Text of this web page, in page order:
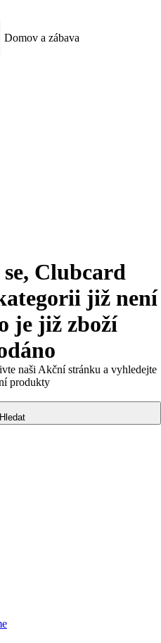
Domov a zábava
Clubcard
již není
je již zboží
naši Akční stránku a vyhledejte
produkty
Hledat